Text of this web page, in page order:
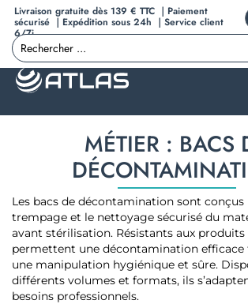
Livraison gratuite dès 139 € TTC ｜Paiement
sécurisé ｜Expédition sous 24h ｜Service client
6/7j
MÉTIER : BACS
Les bacs de décontamination sont conçus
trempage et le nettoyage sécurisé du
avant stérilisation. Résistants aux
permettent une décontamination efficace
une manipulation hygiénique et sûre.
différents volumes et formats, ils
besoins professionnels.